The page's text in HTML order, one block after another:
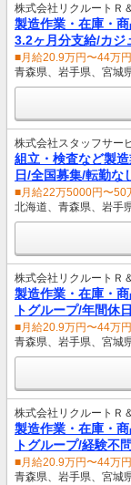
株式会社リクルートＲ
製造作業・在庫・
3.2ヶ月分支給/カジ
■月給20.9万円〜44万円
青森県、岩手県、宮城
株式会社スタッフサー
組立・検査など製
日/全国募集/転勤
■月給22万5000円〜50
北海道、青森県、岩手
株式会社リクルートＲ
製造作業・在庫・
トグループ/年間休
■月給20.9万円〜44万円
青森県、岩手県、宮城
株式会社リクルートＲ
製造作業・在庫・
トグループ/経験不
■月給20.9万円〜44万円
青森県、岩手県、宮城